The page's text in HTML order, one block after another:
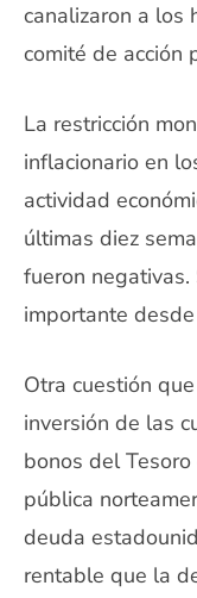
canalizaron a los
comité de acción
La restricción
inflacionario en
actividad
últimas diez
fueron
importante
Otra cuestión
inversión de las
bonos del
pública
deuda
rentable que la